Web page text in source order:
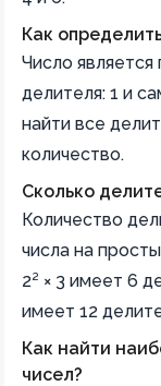
Как
Число
делителя: 1 и
найти все
количество.
Сколько
Количество
числа на
2² × 3 имеет 6
имеет 12
Как найти
чисел?